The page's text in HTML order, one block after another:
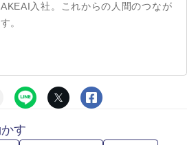
入社。これからの人間のつなが
。
す